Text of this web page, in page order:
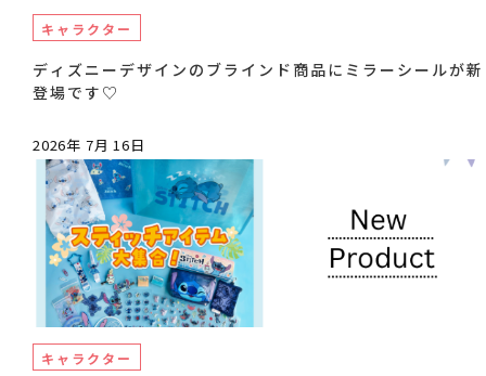
キャラクター
ディズニーデザインのブラインド商品にミラーシールが新
登場です♡
2026年 7月 16日
キャラクター